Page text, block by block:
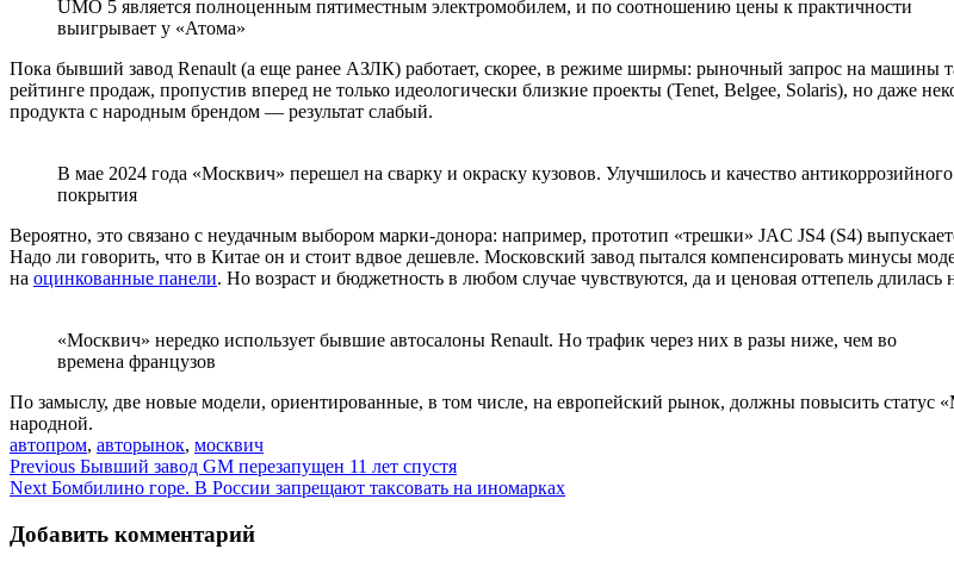
UMO 5 является полноценным пятиместным электромобилем, и по соотношению цены к практичности
выигрывает у «Атома»
Пока бывший завод Renault (а еще ранее АЗЛК) работает, скорее, в режиме ширмы: рыночный запрос на машины
рейтинге продаж, пропустив вперед не только идеологически близкие проекты (Tenet, Belgee, Solaris), но даже
продукта с народным брендом — результат слабый.
В мае 2024 года «Москвич» перешел на сварку и окраску кузовов. Улучшилось и качество антикоррозийного
покрытия
Вероятно, это связано с неудачным выбором марки-донора: например, прототип «трешки» JAC JS4 (S4)
Надо ли говорить, что в Китае он и стоит вдвое дешевле. Московский завод пытался компенсировать минусы
на оцинкованные панели. Но возраст и бюджетность в любом случае чувствуются, да и ценовая оттепель длилась
«Москвич» нередко использует бывшие автосалоны Renault. Но трафик через них в разы ниже, чем во
времена французов
По замыслу, две новые модели, ориентированные, в том числе, на европейский рынок, должны повысить статус
народной.
автопром, авторынок, москвич
Навигация
по
записям
Previous Бывший завод GM перезапущен 11 лет спустя
Next Бомбилино горе. В России запрещают таксовать на иномарках
Добавить комментарий